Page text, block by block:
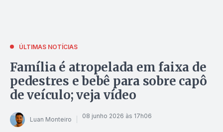
ÚLTIMAS NOTÍCIAS
Família é atropelada em faixa de
pedestres e bebê para sobre capô
de veículo; veja vídeo
Luan Monteiro 08 junho 2026 às 17h06